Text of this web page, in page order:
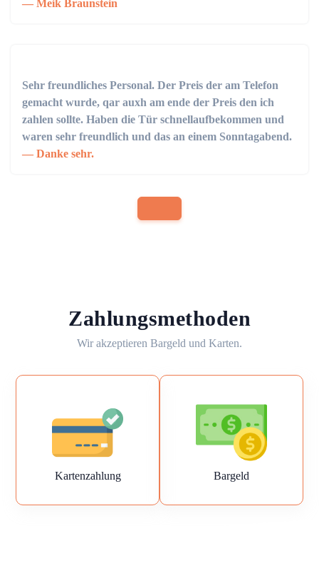
Meik Braunstein
Sehr freundliches Personal. Der Preis der am Telefon
gemacht wurde, qar auxh am ende der Preis den ich
zahlen sollte. Haben die Tür schnellaufbekommen und
waren sehr freundlich und das an einem Sonntagabend.
Danke sehr.
Zahlungsmethoden
Wir akzeptieren Bargeld und Karten.
Kartenzahlung Bargeld